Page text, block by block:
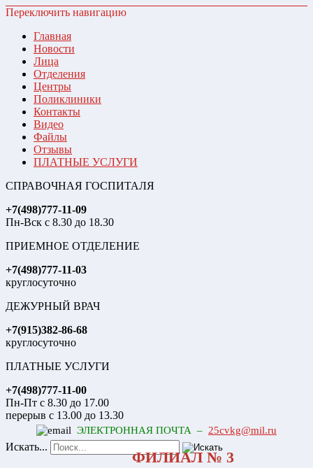
Переключить навигацию
Главная
Новости
Лица
Отделения
Центры
Поликлиники
Контакты
Видео
Файлы
Отзывы
ПЛАТНЫЕ УСЛУГИ
СПРАВОЧНАЯ ГОСПИТАЛЯ
+7(498)777-11-09
Пн-Вск с 8.30 до 18.30
ПРИЕМНОЕ ОТДЕЛЕНИЕ
+7(498)777-11-03
круглосуточно
ДЕЖУРНЫЙ ВРАЧ
+7(915)382-86-68
круглосуточно
ПЛАТНЫЕ УСЛУГИ
+7(498)777-11-00
Пн-Пт с 8.30 до 17.00
перерыв с 13.00 до 13.30
ЭЛЕКТРОННАЯ ПОЧТА – 25cvkg@mil.ru
Искать...
ФИЛИАЛ № 3